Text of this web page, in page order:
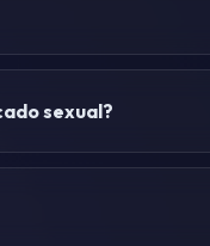
sexual?